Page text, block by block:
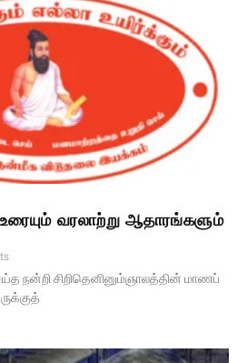
வரலாற்று ஆதாரங்களும்
நன்றி சிறிதெனினும்ஞாலத்தின் மாணப்